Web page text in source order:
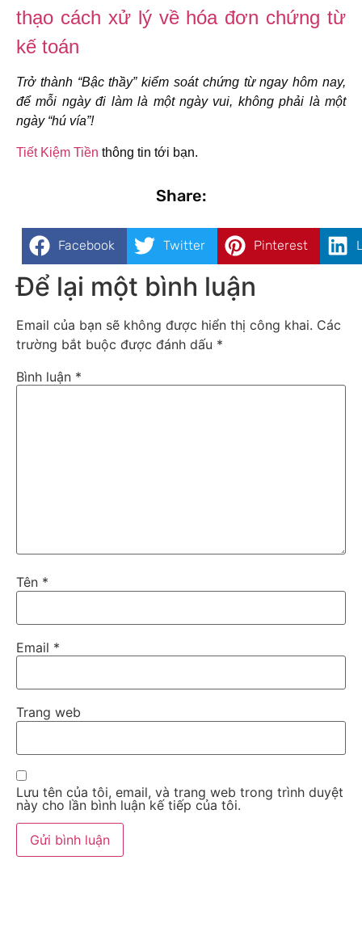
thạo cách xử lý về hóa đơn chứng từ
kế toán
Trở thành “Bậc thầy” kiểm soát chứng từ ngay hôm nay,
để mỗi ngày đi làm là một ngày vui, không phải là một
ngày “hú vía”!
Tiết Kiệm Tiền thông tin tới bạn.
Share:
Facebook Twitter Pinterest
Để lại một bình luận
Email của bạn sẽ không được hiển thị công khai. Các
trường bắt buộc được đánh dấu *
Bình luận *
Tên *
Email *
Trang web
Lưu tên của tôi, email, và trang web trong trình duyệt
này cho lần bình luận kế tiếp của tôi.